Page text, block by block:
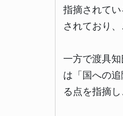
指摘されて
されており
一方で渡具
は「国への
る点を指摘